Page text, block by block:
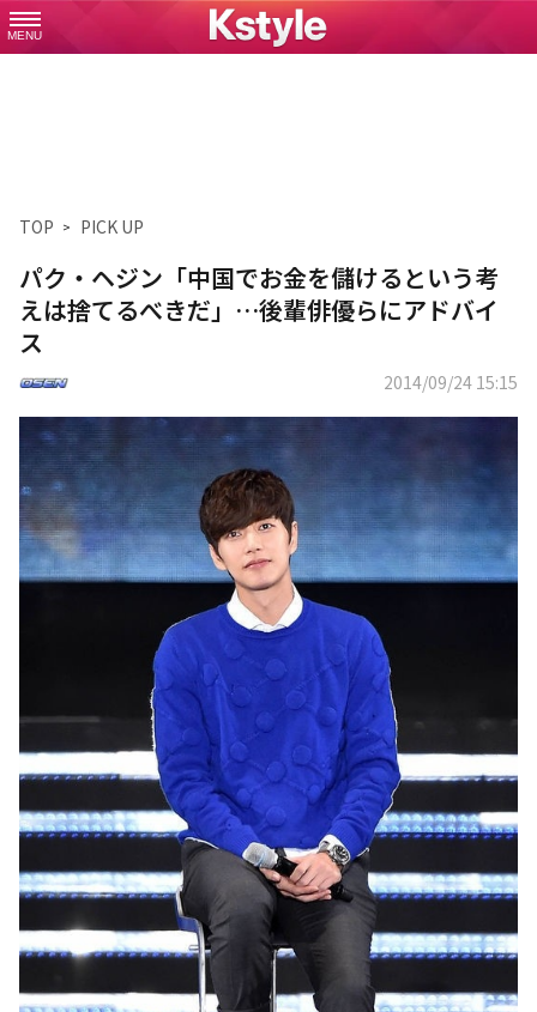
MENU
TOP PICK UP
パク・ヘジン「中国でお金を儲けるという考
えは捨てるべきだ」…後輩俳優らにアドバイ
ス
2014/09/24 15:15